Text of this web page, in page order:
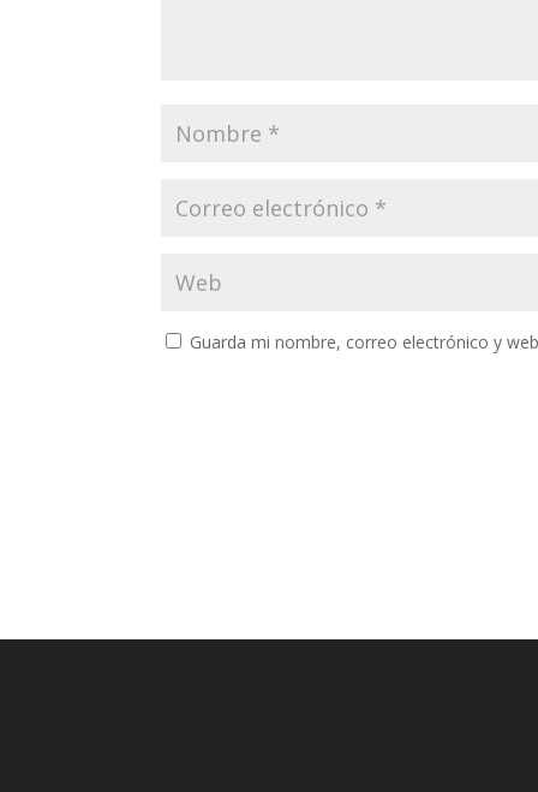
Guarda mi nombre, correo electrónico y